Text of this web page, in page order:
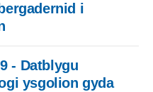
i
- Datblygu
ysgolion gyda